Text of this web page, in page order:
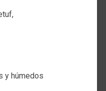
y húmedos